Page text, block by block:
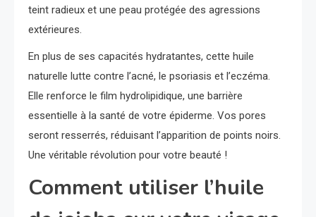
teint radieux et une peau protégée des agressions
extérieures.
En plus de ses capacités hydratantes, cette huile
naturelle lutte contre l’acné, le psoriasis et l’eczéma.
Elle renforce le film hydrolipidique, une barrière
essentielle à la santé de votre épiderme. Vos pores
seront resserrés, réduisant l’apparition de points noirs.
Une véritable révolution pour votre beauté !
Comment utiliser l’huile